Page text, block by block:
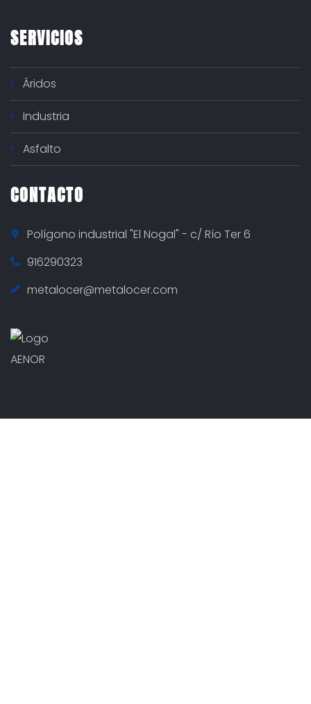
SERVICIOS
Áridos
Industria
Asfalto
CONTACTO
Polígono industrial "El Nogal" - c/ Río Ter 6
916290323
metalocer@metalocer.com